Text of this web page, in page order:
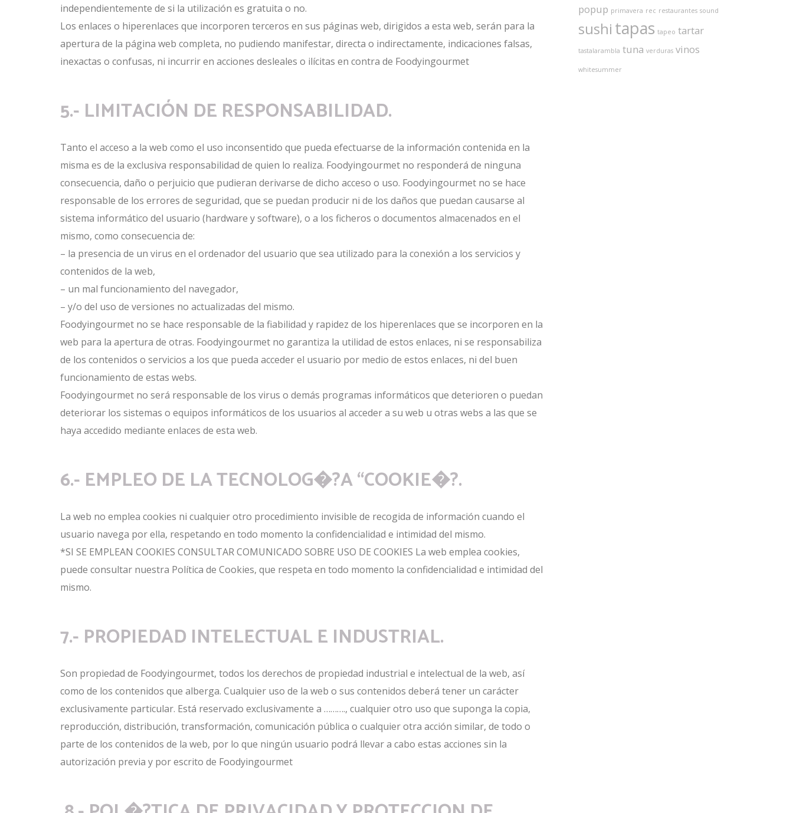
independientemente de si la utilización es gratuita o no.
Los enlaces o hiperenlaces que incorporen terceros en sus páginas web, dirigidos a esta web, serán para la
apertura de la página web completa, no pudiendo manifestar, directa o indirectamente, indicaciones falsas,
inexactas o confusas, ni incurrir en acciones desleales o ilícitas en contra de Foodyingourmet
5.- LIMITACIÓN DE RESPONSABILIDAD.
Tanto el acceso a la web como el uso inconsentido que pueda efectuarse de la información contenida en la
misma es de la exclusiva responsabilidad de quien lo realiza. Foodyingourmet no responderá de ninguna
consecuencia, daño o perjuicio que pudieran derivarse de dicho acceso o uso. Foodyingourmet no se hace
responsable de los errores de seguridad, que se puedan producir ni de los daños que puedan causarse al
sistema informático del usuario (hardware y software), o a los ficheros o documentos almacenados en el
mismo, como consecuencia de:
– la presencia de un virus en el ordenador del usuario que sea utilizado para la conexión a los servicios y
contenidos de la web,
– un mal funcionamiento del navegador,
– y/o del uso de versiones no actualizadas del mismo.
Foodyingourmet no se hace responsable de la fiabilidad y rapidez de los hiperenlaces que se incorporen en la
web para la apertura de otras. Foodyingourmet no garantiza la utilidad de estos enlaces, ni se responsabiliza
de los contenidos o servicios a los que pueda acceder el usuario por medio de estos enlaces, ni del buen
funcionamiento de estas webs.
Foodyingourmet no será responsable de los virus o demás programas informáticos que deterioren o puedan
deteriorar los sistemas o equipos informáticos de los usuarios al acceder a su web u otras webs a las que se
haya accedido mediante enlaces de esta web.
6.- EMPLEO DE LA TECNOLOG�?A “COOKIE�?.
La web no emplea cookies ni cualquier otro procedimiento invisible de recogida de información cuando el
usuario navega por ella, respetando en todo momento la confidencialidad e intimidad del mismo.
*SI SE EMPLEAN COOKIES CONSULTAR COMUNICADO SOBRE USO DE COOKIES La web emplea cookies,
puede consultar nuestra Política de Cookies, que respeta en todo momento la confidencialidad e intimidad del
mismo.
7.- PROPIEDAD INTELECTUAL E INDUSTRIAL.
Son propiedad de Foodyingourmet, todos los derechos de propiedad industrial e intelectual de la web, así
como de los contenidos que alberga. Cualquier uso de la web o sus contenidos deberá tener un carácter
exclusivamente particular. Está reservado exclusivamente a ………., cualquier otro uso que suponga la copia,
reproducción, distribución, transformación, comunicación pública o cualquier otra acción similar, de todo o
parte de los contenidos de la web, por lo que ningún usuario podrá llevar a cabo estas acciones sin la
autorización previa y por escrito de Foodyingourmet
popup primavera rec restaurantes sound
sushi tapas tapeo tartar
tastalarambla tuna verduras vinos
whitesummer